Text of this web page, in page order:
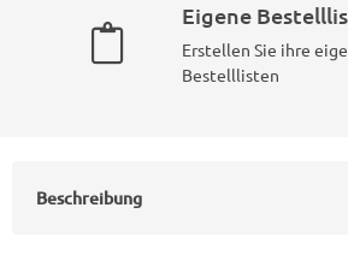
Eigene
Erstellen Sie ihre
Bestelllisten
Beschreibung